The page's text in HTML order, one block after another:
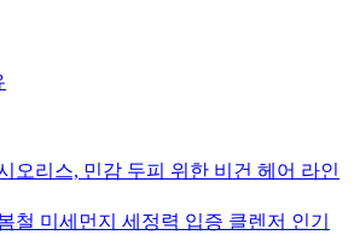
오리스, 민감 두피 위한 비건 헤어 라인
철 미세먼지 세정력 입증 클렌저 인기